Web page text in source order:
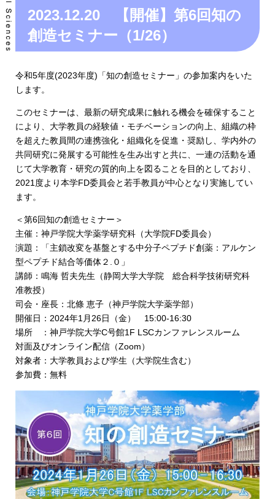
2023.12.20 【開催】第6回知の
創造セミナー（1/26）
令和5年度(2023年度)「知の創造セミナー」の参加案内をいた
します。
このセミナーは、最新の研究成果に触れる機会を確保すること
により、大学教員の経験値・モチベーションの向上、組織の枠
を超えた教員間の連携強化・組織化を促進・奨励し、学内外の
共同研究に発展する可能性を生み出すと共に、一連の活動を通
じて大学教育・研究の質的向上を図ることを目的としており、
2021度より本学FD委員会と若手教員が中心となり実施してい
ます。
＜第6回知の創造セミナー＞
主催：神戸学院大学薬学研究科（大学院FD委員会）
演題：「主鎖改変を基盤とする中分子ペプチド創薬：アルケン
型ペプチド結合等価体２.０」
講師：鳴海 哲夫先生（静岡大学大学院 総合科学技術研究科
准教授）
司会・座長：北條 恵子（神戸学院大学薬学部）
開催日：2024年1月26日（金） 15:00-16:30
場所 ：神戸学院大学C号館1F LSCカンファレンスルーム
対面及びオンライン配信（Zoom）
対象者：大学教員および学生（大学院生含む）
参加費：無料